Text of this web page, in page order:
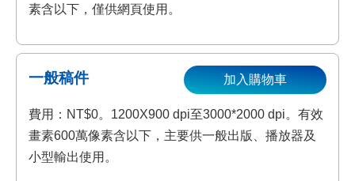
素含以下，僅供網頁使用。
一般稿件
費用：NT$0。1200X900 dpi至3000*2000 dpi。有效
畫素600萬像素含以下，主要供一般出版、播放器及
小型輸出使用。
加入購物車